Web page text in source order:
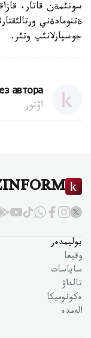
سونئمةن قاتار،
ةتنومادةني
جوسپارلانئپ وتئر.
автора
اۆتور
بوليمدەر
وقيعا
ساياسات
تالداۋ
ەكونوميكا
الەمدە